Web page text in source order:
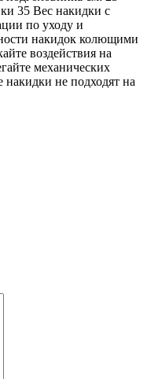
35 Вес накидки с
по уходу и
накидок колющими
воздействия на
механических
не подходят на